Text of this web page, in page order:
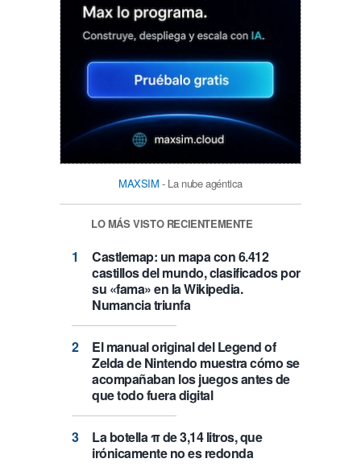
MAXSIM - La nube agéntica
LO MÁS VISTO RECIENTEMENTE
Castlemap: un mapa con 6.412
castillos del mundo, clasificados por
su «fama» en la Wikipedia.
Numancia triunfa
El manual original del Legend of
Zelda de Nintendo muestra cómo se
acompañaban los juegos antes de
que todo fuera digital
La botella π de 3,14 litros, que
irónicamente no es redonda